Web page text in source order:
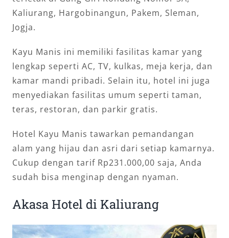
Kaliurang, Hargobinangun, Pakem, Sleman,
Jogja.
Kayu Manis ini memiliki fasilitas kamar yang
lengkap seperti AC, TV, kulkas, meja kerja, dan
kamar mandi pribadi. Selain itu, hotel ini juga
menyediakan fasilitas umum seperti taman,
teras, restoran, dan parkir gratis.
Hotel Kayu Manis tawarkan pemandangan
alam yang hijau dan asri dari setiap kamarnya.
Cukup dengan tarif Rp231.000,00 saja, Anda
sudah bisa menginap dengan nyaman.
Akasa Hotel di Kaliurang